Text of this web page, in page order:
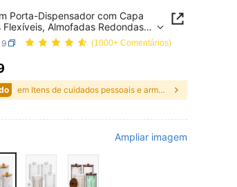
Porta-Dispensador com Capa
Almofadas Redondas,
de Recipientes
para Dispensação em
(1000+ Comentários)
AVAILABILITY
em Itens de cuidados pessoais e armazenamento
Ampliar imagem